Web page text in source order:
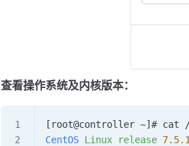
查看操作系统及内核版本：
[root@controller ~]# cat
CentOS Linux release